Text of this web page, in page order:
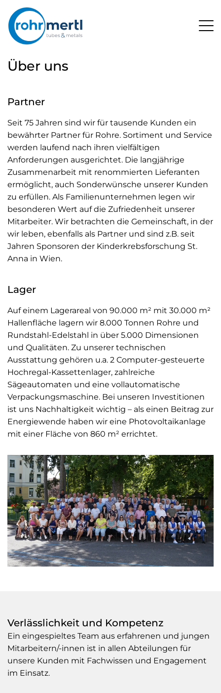
Über
uns
Mertl
&
Produkte
Unternehmen
Karriere
Kontakt
EN
Über uns
Partner
Seit 75 Jahren sind wir für tausende Kunden ein
bewährter Partner für Rohre. Sortiment und Service
werden laufend nach ihren vielfältigen
Anforderungen ausgerichtet. Die langjährige
Zusammenarbeit mit renommierten Lieferanten
ermöglicht, auch Sonderwünsche unserer Kunden
zu erfüllen. Als Familienunternehmen legen wir
besonderen Wert auf die Zufriedenheit unserer
Mitarbeiter. Wir betrachten die Gemeinschaft, in der
wir leben, ebenfalls als Partner und sind z.B. seit
Jahren Sponsoren der Kinderkrebsforschung St.
Anna in Wien.
Lager
Auf einem Lagerareal von 90.000 m² mit 30.000 m²
Hallenﬂäche lagern wir 8.000 Tonnen Rohre und
Rundstahl-Edelstahl in über 5.000 Dimensionen
und Qualitäten. Zu unserer technischen
Ausstattung gehören u.a. 2 Computer-gesteuerte
Hochregal-Kassettenlager, zahlreiche
Sägeautomaten und eine vollautomatische
Verpackungsmaschine. Bei unseren Investitionen
ist uns Nachhaltigkeit wichtig – als einen Beitrag zur
Energiewende haben wir eine Photovoltaikanlage
mit einer Fläche von 860 m² errichtet.
Verlässlichkeit und Kompetenz
Ein eingespieltes Team aus erfahrenen und jungen
Mitarbeitern/-innen ist in allen Abteilungen für
unsere Kunden mit Fachwissen und Engagement
im Einsatz.